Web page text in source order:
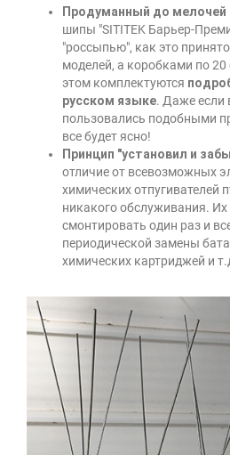
Продуманный до мелочей
шипы "SITITEK Барьер-
"россыпью", как это
моделей, а коробками по
этом комплектуются
русском языке. Даже если
пользовались подобными
все будет ясно!
Принцип "установил и
отличие от всевозможных
химических отпугивателей
никакого обслуживания. Их
смонтировать один раз и
периодической замены
химических картриджей и